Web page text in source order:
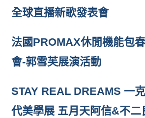
全球直播新歌發表會
法國PROMAX休閒機能包
會-郭雪芙展演活動
STAY REAL DREAMS 一
代美學展 五月天阿信&不二